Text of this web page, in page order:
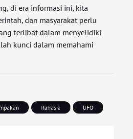
di era informasi ini, kita
dan masyarakat perlu
terlibat dalam menyelidiki
kunci dalam memahami
Rahasia UFO